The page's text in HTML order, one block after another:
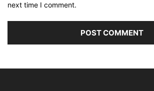
next time I comment.